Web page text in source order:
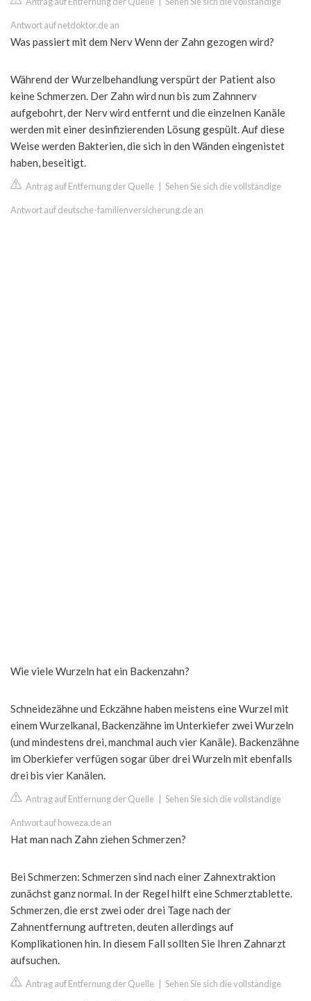
Antwort auf netdoktor.de an
Was passiert mit dem Nerv Wenn der Zahn gezogen wird?
Während der Wurzelbehandlung verspürt der Patient also
keine Schmerzen. Der Zahn wird nun bis zum Zahnnerv
aufgebohrt, der Nerv wird entfernt und die einzelnen Kanäle
werden mit einer desinfizierenden Lösung gespült. Auf diese
Weise werden Bakterien, die sich in den Wänden eingenistet
haben, beseitigt.
Antrag auf Entfernung der Quelle Sehen Sie sich die vollständige
Antwort auf deutsche-familienversicherung.de an
Wie viele Wurzeln hat ein Backenzahn?
Schneidezähne und Eckzähne haben meistens eine Wurzel mit
einem Wurzelkanal, Backenzähne im Unterkiefer zwei Wurzeln
(und mindestens drei, manchmal auch vier Kanäle). Backenzähne
im Oberkiefer verfügen sogar über drei Wurzeln mit ebenfalls
drei bis vier Kanälen.
Antrag auf Entfernung der Quelle Sehen Sie sich die vollständige
Antwort auf howeza.de an
Hat man nach Zahn ziehen Schmerzen?
Bei Schmerzen: Schmerzen sind nach einer Zahnextraktion
zunächst ganz normal. In der Regel hilft eine Schmerztablette.
Schmerzen, die erst zwei oder drei Tage nach der
Zahnentfernung auftreten, deuten allerdings auf
Komplikationen hin. In diesem Fall sollten Sie Ihren Zahnarzt
aufsuchen.
Antrag auf Entfernung der Quelle Sehen Sie sich die vollständige